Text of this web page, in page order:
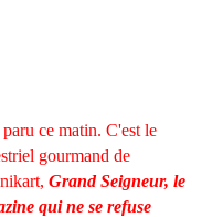
ce matin. C'est le
gourmand de
Grand Seigneur, le
qui ne se refuse